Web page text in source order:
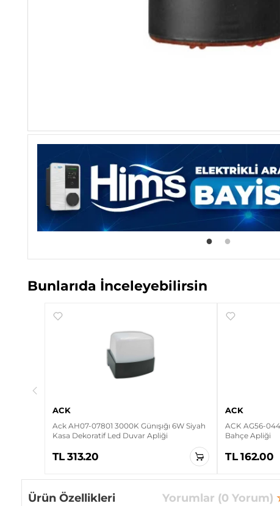
Bunlarıda İnceleyebilirsin
ACK
Ack AH07-07801 3000K Günışığı 6W Siyah
Kasa Dekoratif Led Duvar Apliği
TL 313.20
ACK
ACK AG56-
Bahçe Apliği
TL 162.00
Ürün Özellikleri Yorumlar (0 Yorum)